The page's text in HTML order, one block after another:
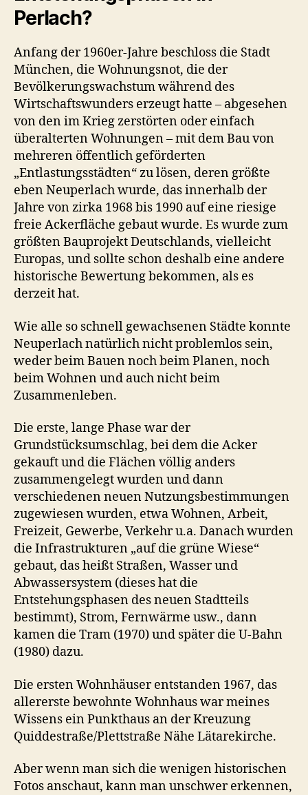
Perlach?
Anfang der 1960er-Jahre beschloss die Stadt
München, die Wohnungsnot, die der
Bevölkerungswachstum während des
Wirtschaftswunders erzeugt hatte – abgesehen
von den im Krieg zerstörten oder einfach
überalterten Wohnungen – mit dem Bau von
mehreren öffentlich geförderten
„Entlastungsstädten“ zu lösen, deren größte
eben Neuperlach wurde, das innerhalb der
Jahre von zirka 1968 bis 1990 auf eine riesige
freie Ackerfläche gebaut wurde. Es wurde zum
größten Bauprojekt Deutschlands, vielleicht
Europas, und sollte schon deshalb eine andere
historische Bewertung bekommen, als es
derzeit hat.
Wie alle so schnell gewachsenen Städte konnte
Neuperlach natürlich nicht problemlos sein,
weder beim Bauen noch beim Planen, noch
beim Wohnen und auch nicht beim
Zusammenleben.
Die erste, lange Phase war der
Grundstücksumschlag, bei dem die Acker
gekauft und die Flächen völlig anders
zusammengelegt wurden und dann
verschiedenen neuen Nutzungsbestimmungen
zugewiesen wurden, etwa Wohnen, Arbeit,
Freizeit, Gewerbe, Verkehr u.a. Danach wurden
die Infrastrukturen „auf die grüne Wiese“
gebaut, das heißt Straßen, Wasser und
Abwassersystem (dieses hat die
Entstehungsphasen des neuen Stadtteils
bestimmt), Strom, Fernwärme usw., dann
kamen die Tram (1970) und später die U-Bahn
(1980) dazu.
Die ersten Wohnhäuser entstanden 1967, das
allererste bewohnte Wohnhaus war meines
Wissens ein Punkthaus an der Kreuzung
Quiddestraße/Plettstraße Nähe Lätarekirche.
Aber wenn man sich die wenigen historischen
Fotos anschaut, kann man unschwer erkennen,